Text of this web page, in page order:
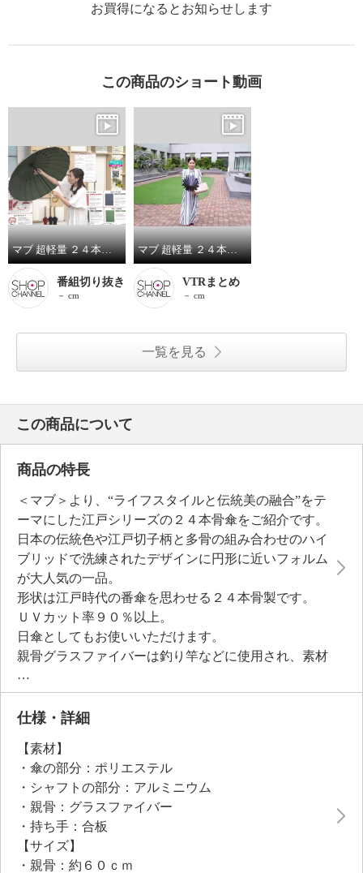
お買得になるとお知らせします
この商品のショート動画
マブ 超軽量 ２４本骨傘 江戸 （晴雨兼用）
番組切り抜き
－ cm
マブ 超軽量 ２４本骨傘 江戸 （晴雨兼用）
VTRまとめ
－ cm
一覧を見る
この商品について
商品の特長
＜マブ＞より、“ライフスタイルと伝統美の融合”をテ
ーマにした江戸シリーズの２４本骨傘をご紹介です。
日本の伝統色や江戸切子柄と多骨の組み合わせのハイ
ブリッドで洗練されたデザインに円形に近いフォルム
が大人気の一品。
形状は江戸時代の番傘を思わせる２４本骨製です。
ＵＶカット率９０％以上。
日傘としてもお使いいただけます。
親骨グラスファイバーは釣り竿などに使用され、素材
特性上しなやかで軽量。
また、中棒は軽量のアルミ素材で、素材＆構造の特性
上、高い耐久性を備えています。
仕様・詳細
【素材】
・傘の部分：ポリエステル
・シャフトの部分：アルミニウム
・親骨：グラスファイバー
・持ち手：合板
【サイズ】
・親骨：約６０ｃｍ